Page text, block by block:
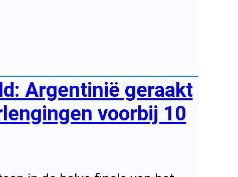
Argentinië geraakt
voorbij 10